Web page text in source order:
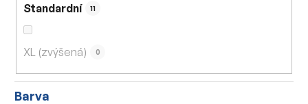
Standardní 11
XL (zvýšená) 0
Barva